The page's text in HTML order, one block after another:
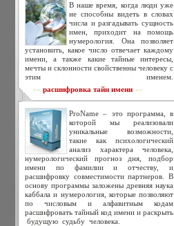
В наше время, когда люди уже
не способны видеть в словах
числа и разгадывать сущность
имен, приходит на помощь
нумерология. Она позволяет
установить, какое число отвечает каждому
имени, а также какие тайные интересы,
мечты и склонности свойственны человеку с
этим именем.
>> расшифровка тайн имени <<
ProName – это программа, в
которой мы реализовали
уникальные возможности,
такие как психологический
анализ характера человека,
нумерологический прогноз дня, подбор
имени по фамилии и отчеству, и
расшифровку совместимости партнеров. В
основу программы заложены древняя наука
каббала и нумерология, которые позволяют
по числовым и алфавитным кодам
расшифровать тайный код имени и раскрыть
будущую судьбу человека.